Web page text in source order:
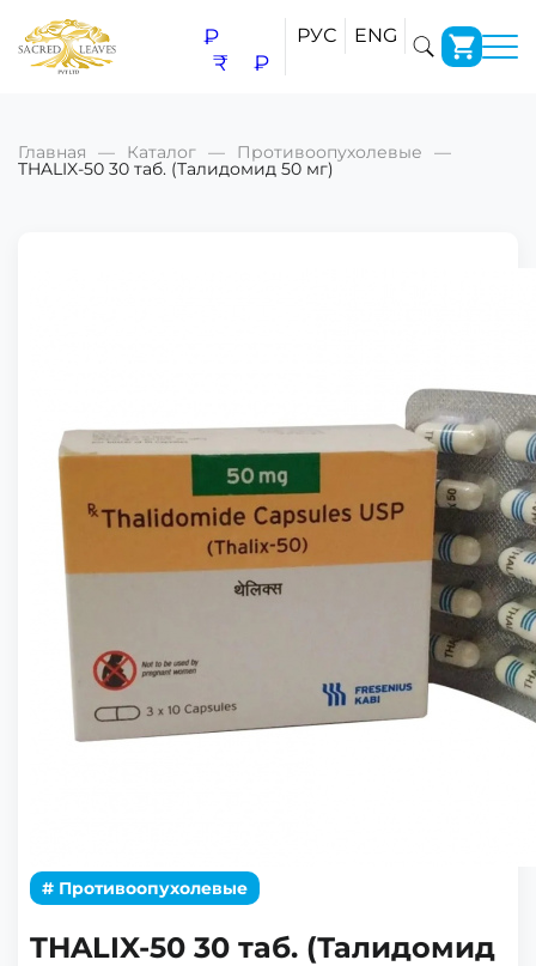
₽
₹
₽
РУС ENG
Главная Каталог Противоопухолевые
THALIX-50 30 таб. (Талидомид 50 мг)
# Противоопухолевые
THALIX-50 30 таб. (Талидомид